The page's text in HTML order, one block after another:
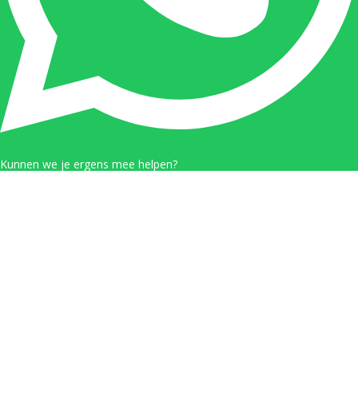
Kunnen we je ergens mee helpen?